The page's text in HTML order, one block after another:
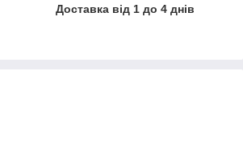
Доставка від 1 до 4 днів